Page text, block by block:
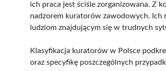
ich praca jest ściśle zorganizowana. Z
nadzorem kuratorów zawodowych. Ich
ludziom znajdującym się w trudnych
Klasyfikacja kuratorów w Polsce
oraz specyfikę poszczególnych